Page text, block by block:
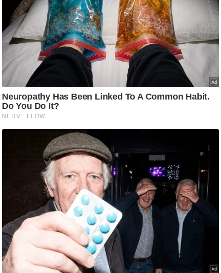
N
e
w
ला
फ
स्टा
टी
/
फै
श
न